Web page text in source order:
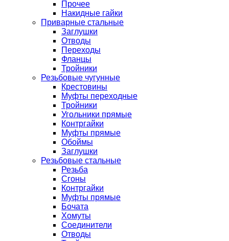
Прочее
Накидные гайки
Приварные стальные
Заглушки
Отводы
Переходы
Фланцы
Тройники
Резьбовые чугунные
Крестовины
Муфты переходные
Тройники
Угольники прямые
Контргайки
Муфты прямые
Обоймы
Заглушки
Резьбовые стальные
Резьба
Сгоны
Контргайки
Муфты прямые
Бочата
Хомуты
Соединители
Отводы